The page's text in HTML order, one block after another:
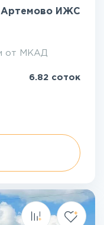
Артемово ИЖС
от МКАД
6.82 соток